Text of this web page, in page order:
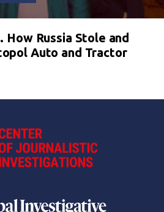
How Russia Stole and
Auto and Tractor